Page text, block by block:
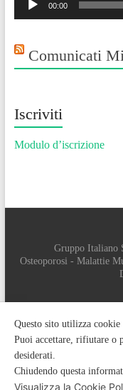
00:00
Comunicati
Iscriviti
Modulo d’iscrizione
Gruppo Italiano
Osteoporosi - Malattie
Sede operativa: Via Don
Tel: +39 06 9448887 -
Questo sito utilizza
Puoi accettare, rifiutare o
desiderati.
Chiudendo questa
Visualizza la Cookie